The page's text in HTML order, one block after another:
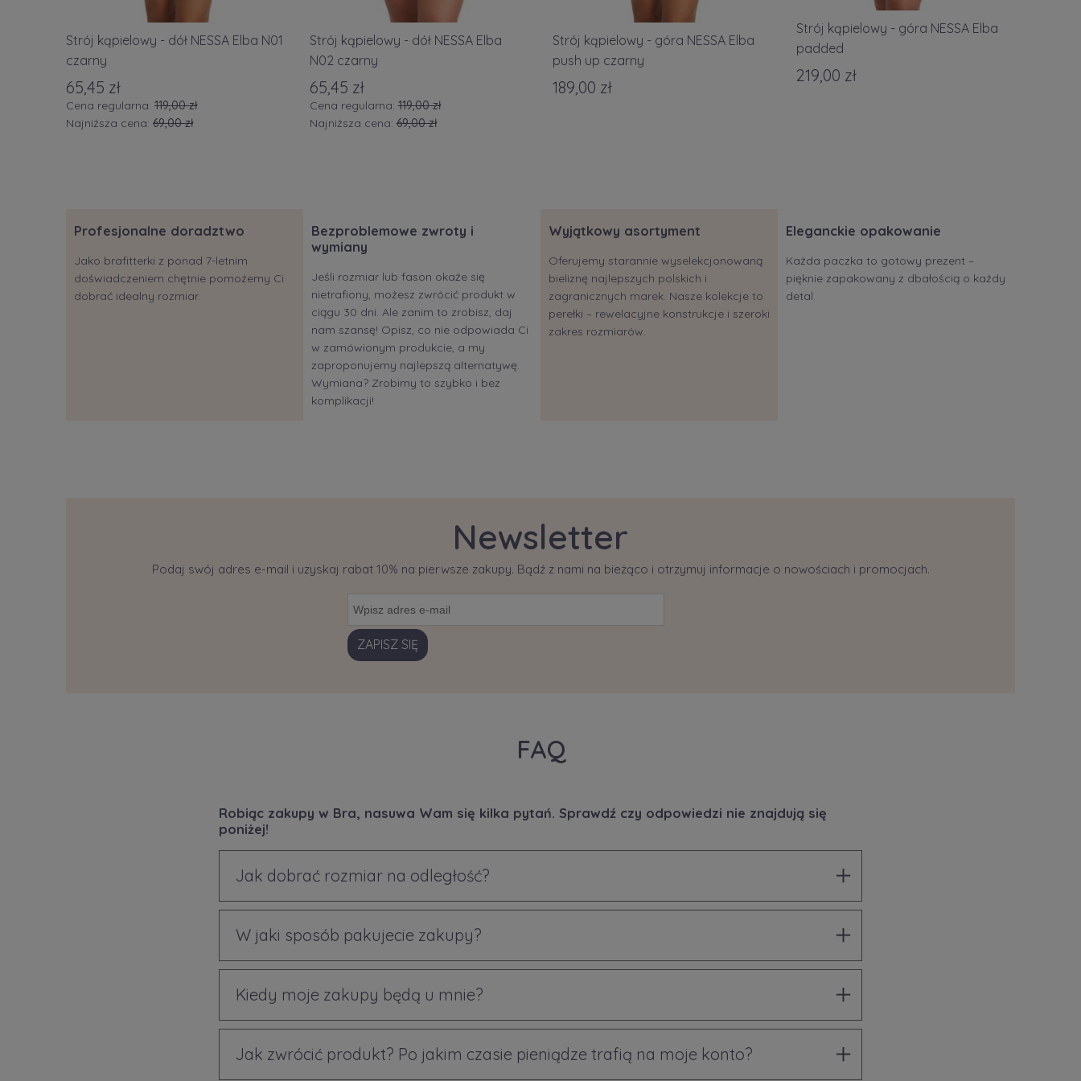
Strój kąpielowy - dół NESSA Elba N01
czarny
65,45 zł
Cena regularna: 119,00 zł
Najniższa cena: 69,00 zł
Strój kąpielowy - dół NESSA Elba
N02 czarny
65,45 zł
Cena regularna:119,00 zł
Najniższa cena:69,00 zł
Strój kąpielowy - góra NESSA Elba
push up czarny
189,00 zł
Strój kąpielowy - góra NESSA Elba
padded
219,00 zł
Profesjonalne doradztwo
Jako brafitterki z ponad 7-letnim
doświadczeniem chętnie pomożemy Ci
dobrać idealny rozmiar.
Bezproblemowe zwroty i
wymiany
Jeśli rozmiar lub fason okaże się
nietrafiony, możesz zwrócić produkt w
ciągu 30 dni. Ale zanim to zrobisz, daj
nam szansę! Opisz, co nie odpowiada Ci
w zamówionym produkcie, a my
zaproponujemy najlepszą alternatywę.
Wymiana? Zrobimy to szybko i bez
komplikacji!
Wyjątkowy asortyment
Oferujemy starannie wyselekcjonowaną
bieliznę najlepszych polskich i
zagranicznych marek. Nasze kolekcje to
perełki – rewelacyjne konstrukcje i szeroki
zakres rozmiarów.
Eleganckie opakowanie
Każda paczka to gotowy prezent –
pięknie zapakowany z dbałością o każdy
detal.
Newsletter
Podaj swój adres e-mail i uzyskaj rabat 10% na pierwsze zakupy. Bądź z nami na bieżąco i otrzymuj informacje o nowościach i promocjach.
ZAPISZ SIĘ
FAQ
Robiąc zakupy w Bra, nasuwa Wam się kilka pytań. Sprawdź czy odpowiedzi nie znajdują się
poniżej!
Jak dobrać rozmiar na odległość?
W jaki sposób pakujecie zakupy?
Kiedy moje zakupy będą u mnie?
Jak zwrócić produkt? Po jakim czasie pieniądze trafią na moje konto?